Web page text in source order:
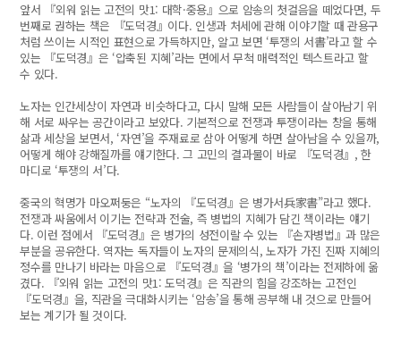
앞서 『외워 읽는 고전의 맛1: 대학·중용』으로 암송의 첫걸음을 떼었다면, 두
번째로 권하는 책은 『도덕경』이다. 인생과 처세에 관해 이야기할 때 관용구
처럼 쓰이는 시적인 표현으로 가득하지만, 알고 보면 ‘투쟁의 서書’라고 할 수
있는 『도덕경』은 ‘압축된 지혜’라는 면에서 무척 매력적인 텍스트라고 할
수 있다.
노자는 인간세상이 자연과 비슷하다고, 다시 말해 모든 사람들이 살아남기 위
해 서로 싸우는 공간이라고 보았다. 기본적으로 전쟁과 투쟁이라는 창을 통해
삶과 세상을 보면서, ‘자연’을 주재료로 삼아 어떻게 하면 살아남을 수 있을까,
어떻게 해야 강해질까를 얘기한다. 그 고민의 결과물이 바로 『도덕경』, 한
마디로 ‘투쟁의 서’다.
중국의 혁명가 마오쩌둥은 “노자의 『도덕경』은 병가서兵家書”라고 했다.
전쟁과 싸움에서 이기는 전략과 전술, 즉 병법의 지혜가 담긴 책이라는 얘기
다. 이런 점에서 『도덕경』은 병가의 성전이랄 수 있는 『손자병법』과 많은
부분을 공유한다. 역자는 독자들이 노자의 문제의식, 노자가 가진 진짜 지혜의
정수를 만나기 바라는 마음으로 『도덕경』을 ‘병가의 책’이라는 전제하에 옮
겼다. 『외워 읽는 고전의 맛1: 도덕경』은 직관의 힘을 강조하는 고전인
『도덕경』을, 직관을 극대화시키는 ‘암송’을 통해 공부해 내 것으로 만들어
보는 계기가 될 것이다.